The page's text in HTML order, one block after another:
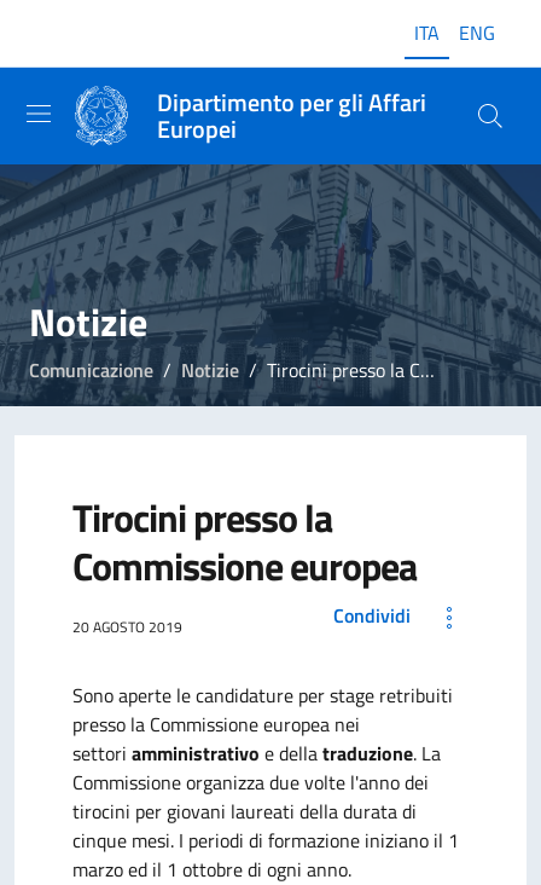
ITA ENG
Dipartimento per gli Affari
Europei
Notizie
Comunicazione Notizie Tirocini presso la Commissione europea
Tirocini presso la
Commissione europea
20 AGOSTO 2019 Condividi
Sono aperte le candidature per stage retribuiti
presso la Commissione europea nei
settori amministrativo e dellatraduzione. La
Commissione organizza due volte l'anno dei
tirocini per giovani laureati della durata di
cinque mesi. I periodi di formazione iniziano il 1
marzo ed il 1 ottobre di ogni anno.